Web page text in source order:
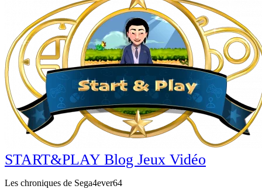
START&PLAY Blog Jeux Vidéo
Les chroniques de Sega4ever64